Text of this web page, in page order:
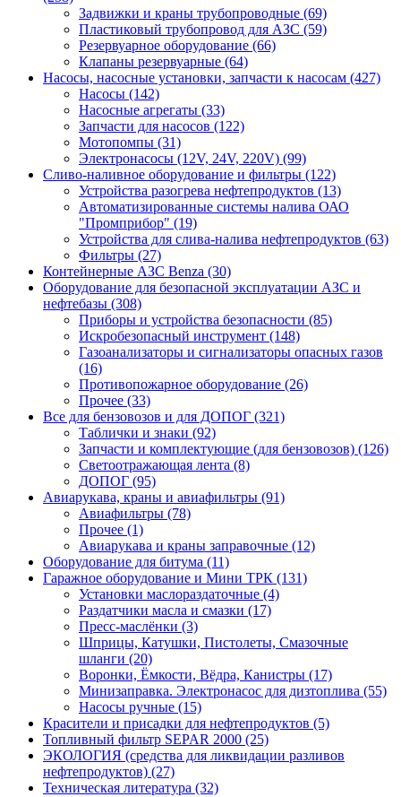
Задвижки и краны трубопроводные (69)
Пластиковый трубопровод для АЗС (59)
Резервуарное оборудование (66)
Клапаны резервуарные (64)
Насосы, насосные установки, запчасти к насосам (427)
Насосы (142)
Насосные агрегаты (33)
Запчасти для насосов (122)
Мотопомпы (31)
Электронасосы (12V, 24V, 220V) (99)
Сливо-наливное оборудование и фильтры (122)
Устройства разогрева нефтепродуктов (13)
Автоматизированные системы налива ОАО
"Промприбор" (19)
Устройства для слива-налива нефтепродуктов (63)
Фильтры (27)
Контейнерные АЗС Benza (30)
Оборудование для безопасной эксплуатации АЗС и
нефтебазы (308)
Приборы и устройства безопасности (85)
Искробезопасный инструмент (148)
Газоанализаторы и сигнализаторы опасных газов
(16)
Противопожарное оборудование (26)
Прочее (33)
Все для бензовозов и для ДОПОГ (321)
Таблички и знаки (92)
Запчасти и комплектующие (для бензовозов) (126)
Светоотражающая лента (8)
ДОПОГ (95)
Авиарукава, краны и авиафильтры (91)
Авиафильтры (78)
Прочее (1)
Авиарукава и краны заправочные (12)
Оборудование для битума (11)
Гаражное оборудование и Мини ТРК (131)
Установки маслораздаточные (4)
Раздатчики масла и смазки (17)
Пресс-маслёнки (3)
Шприцы, Катушки, Пистолеты, Смазочные
шланги (20)
Воронки, Ёмкости, Вёдра, Канистры (17)
Минизаправка. Электронасос для дизтоплива (55)
Насосы ручные (15)
Красители и присадки для нефтепродуктов (5)
Топливный фильтр SEPAR 2000 (25)
ЭКОЛОГИЯ (средства для ликвидации разливов
нефтепродуктов) (27)
Техническая литература (32)